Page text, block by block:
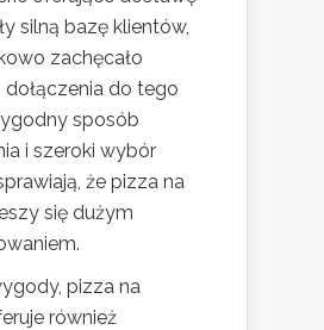
silną bazę klientów,
zachęcało
do tego
sposób
i szeroki wybór
że pizza na
się dużym
pizza na
również